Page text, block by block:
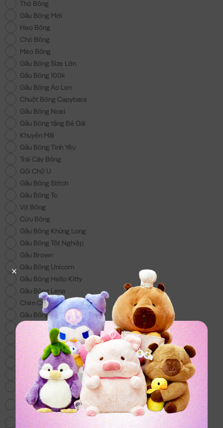
Thỏ Bông
Gấu Bông Mới
Heo Bông
Chó Bông
Mèo Bông
Gấu Bông Size Lớn
Gấu Bông 100k
Gấu Bông Áo Len
Chuột Bông Capybara
Gấu Bông Noel
Gấu Bông tặng Bé Gái
Khuyến Mãi
Gấu Bông Tình Yêu
Trái Cây Bông
Gối Chữ U
Gấu Bông Stitch
Gấu Bông To
Vịt Bông
Cừu Bông
Gấu Bông Khủng Long
Gấu Bông Tốt Nghiệp
Gấu Brown
Gấu Bông Unicorn
Gấu Bông Hello Kitty
Gấu Bông Lena
Chim Cánh Cụt
Gấu Bông 200k
Gấu Bông Đồ Ăn
Gấu Bông Doremon
Gấu Bông tặng Bé Trai
Gấu Bông Lotso
Gấu Bông Shin - Món quà cho các bé
Voi Bông
Gấu Bông Totoro - mẫu gấu bông hot nhất
hiện nay
Chó Bông Husky